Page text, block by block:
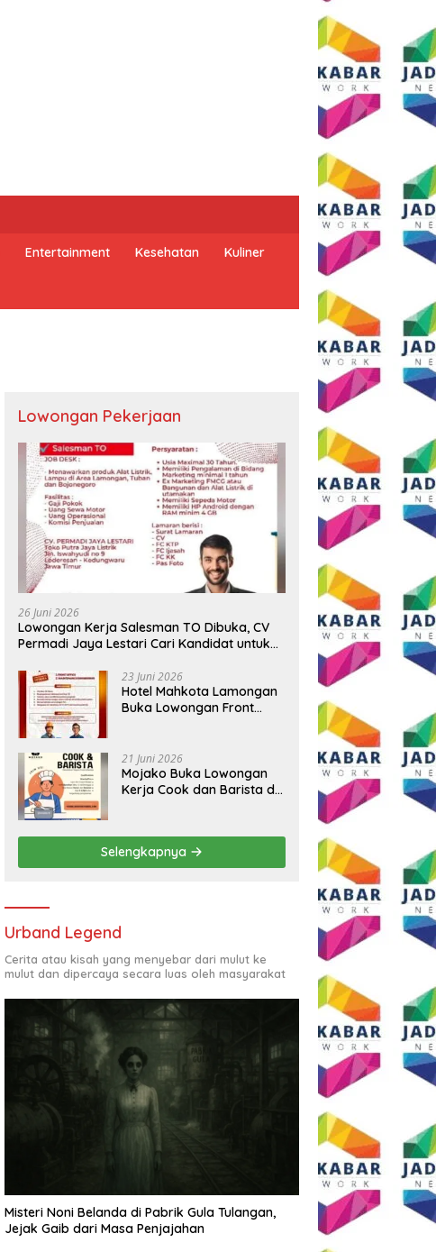
Entertainment Kesehatan Kuliner
Bukan Sekadar Ngopi, Presiden
LIRA Andi Syafrani
Konsolidasikan Kekuatan
Organisasi di Malang
Sambut HUT RI ke-81, Grand
Mercure Malang Mirama Gelar
Opening Ceremony Olimpiade
Agustusan 2026
Lowongan Pekerjaan
26 Juni 2026
Lowongan Kerja Salesman TO Dibuka, CV
Permadi Jaya Lestari Cari Kandidat untuk
23 Juni 2026
Hotel Mahkota Lamongan
Buka Lowongan Front
Syaratnya
21 Juni 2026
Mojako Buka Lowongan
Kerja Cook dan Barista di
Selengkapnya
Urband Legend
Cerita atau kisah yang menyebar dari mulut ke
mulut dan dipercaya secara luas oleh masyarakat
Misteri Noni Belanda di Pabrik Gula Tulangan,
Jejak Gaib dari Masa Penjajahan